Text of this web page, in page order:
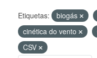
Etiquetas: biogás
cinética do vento
CSV